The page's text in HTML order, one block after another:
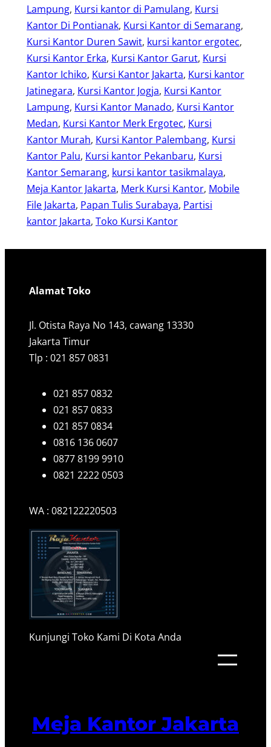
Lampung, Kursi kantor di Pamulang, Kursi
Kantor Di Pontianak, Kursi Kantor di Semarang
Kursi Kantor Duren Sawit, kursi kantor ergotec
Kursi Kantor Erka, Kursi Kantor Garut, Kursi
Kantor Ichiko, Kursi Kantor Jakarta, Kursi kantor
Jatinegara, Kursi Kantor Jogja, Kursi Kantor
Lampung, Kursi Kantor Manado, Kursi Kantor
Medan, Kursi Kantor Merk Ergotec, Kursi
Kantor Murah, Kursi Kantor Palembang, Kursi
Kantor Palu, Kursi kantor Pekanbaru, Kursi
Kantor Semarang, kursi kantor tasikmalaya
Meja Kantor Jakarta, Merk Kursi Kantor, Mobile
File Jakarta, Papan Tulis Surabaya, Partisi
kantor Jakarta, Toko Kursi Kantor
Alamat Toko
Jl. Otista Raya No 143, cawang 13330
Jakarta Timur
Tlp : 021 857 0831
021 857 0832
021 857 0833
021 857 0834
0816 136 0607
0877 8199 9910
0821 2222 0503
WA : 082122220503
Kunjungi Toko Kami Di Kota Anda
Meja Kantor Jakarta